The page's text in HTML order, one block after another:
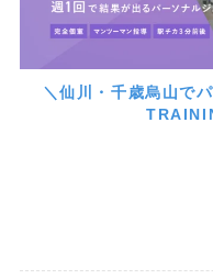
＼仙川・千歳烏山で